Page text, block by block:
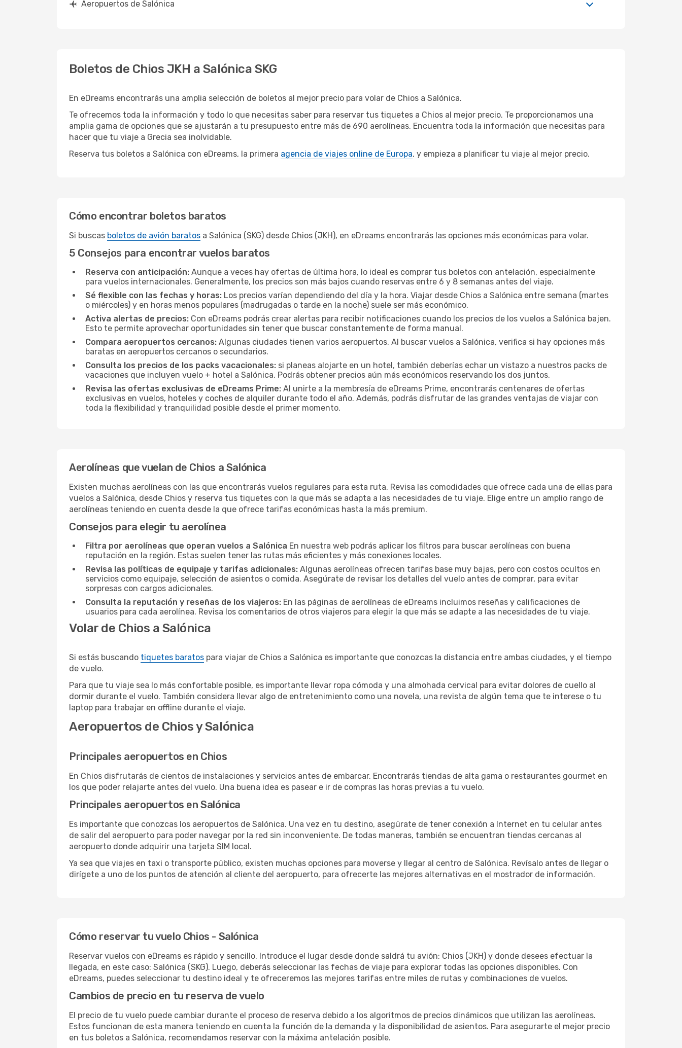
Aeropuertos de Salónica
Boletos de Chios JKH a Salónica SKG
En eDreams encontrarás una amplia selección de boletos al mejor precio para volar de Chios a Salónica.
Te ofrecemos toda la información y todo lo que necesitas saber para reservar tus tiquetes a Chios al mejor precio. Te proporcionamos una
amplia gama de opciones que se ajustarán a tu presupuesto entre más de 690 aerolíneas. Encuentra toda la información que necesitas para
hacer que tu viaje a Grecia sea inolvidable.
Reserva tus boletos a Salónica con eDreams, la primera agencia de viajes online de Europa, y empieza a planificar tu viaje al mejor precio.
Cómo encontrar boletos baratos
Si buscas boletos de avión baratos a Salónica (SKG) desde Chios (JKH), en eDreams encontrarás las opciones más económicas para volar.
5 Consejos para encontrar vuelos baratos
Reserva con anticipación: Aunque a veces hay ofertas de última hora, lo ideal es comprar tus boletos con antelación, especialmente
para vuelos internacionales. Generalmente, los precios son más bajos cuando reservas entre 6 y 8 semanas antes del viaje.
Sé flexible con las fechas y horas: Los precios varían dependiendo del día y la hora. Viajar desde Chios a Salónica entre semana (martes
o miércoles) y en horas menos populares (madrugadas o tarde en la noche) suele ser más económico.
Activa alertas de precios: Con eDreams podrás crear alertas para recibir notificaciones cuando los precios de los vuelos a Salónica bajen.
Esto te permite aprovechar oportunidades sin tener que buscar constantemente de forma manual.
Compara aeropuertos cercanos: Algunas ciudades tienen varios aeropuertos. Al buscar vuelos a Salónica, verifica si hay opciones más
baratas en aeropuertos cercanos o secundarios.
Consulta los precios de los packs vacacionales: si planeas alojarte en un hotel, también deberías echar un vistazo a nuestros packs de
vacaciones que incluyen vuelo + hotel a Salónica. Podrás obtener precios aún más económicos reservando los dos juntos.
Revisa las ofertas exclusivas de eDreams Prime: Al unirte a la membresía de eDreams Prime, encontrarás centenares de ofertas
exclusivas en vuelos, hoteles y coches de alquiler durante todo el año. Además, podrás disfrutar de las grandes ventajas de viajar con
toda la flexibilidad y tranquilidad posible desde el primer momento.
Aerolíneas que vuelan de Chios a Salónica
Existen muchas aerolíneas con las que encontrarás vuelos regulares para esta ruta. Revisa las comodidades que ofrece cada una de ellas para
vuelos a Salónica, desde Chios y reserva tus tiquetes con la que más se adapta a las necesidades de tu viaje. Elige entre un amplio rango de
aerolíneas teniendo en cuenta desde la que ofrece tarifas económicas hasta la más premium.
Consejos para elegir tu aerolínea
Filtra por aerolíneas que operan vuelos a Salónica En nuestra web podrás aplicar los filtros para buscar aerolíneas con buena
reputación en la región. Estas suelen tener las rutas más eficientes y más conexiones locales.
Revisa las políticas de equipaje y tarifas adicionales: Algunas aerolíneas ofrecen tarifas base muy bajas, pero con costos ocultos en
servicios como equipaje, selección de asientos o comida. Asegúrate de revisar los detalles del vuelo antes de comprar, para evitar
sorpresas con cargos adicionales.
Consulta la reputación y reseñas de los viajeros: En las páginas de aerolíneas de eDreams incluimos reseñas y calificaciones de
usuarios para cada aerolínea. Revisa los comentarios de otros viajeros para elegir la que más se adapte a las necesidades de tu viaje.
Volar de Chios a Salónica
Si estás buscando tiquetes baratos para viajar de Chios a Salónica es importante que conozcas la distancia entre ambas ciudades, y el tiempo
de vuelo.
Para que tu viaje sea lo más confortable posible, es importante llevar ropa cómoda y una almohada cervical para evitar dolores de cuello al
dormir durante el vuelo. También considera llevar algo de entretenimiento como una novela, una revista de algún tema que te interese o tu
laptop para trabajar en offline durante el viaje.
Aeropuertos de Chios y Salónica
Principales aeropuertos en Chios
En Chios disfrutarás de cientos de instalaciones y servicios antes de embarcar. Encontrarás tiendas de alta gama o restaurantes gourmet en
los que poder relajarte antes del vuelo. Una buena idea es pasear e ir de compras las horas previas a tu vuelo.
Principales aeropuertos en Salónica
Es importante que conozcas los aeropuertos de Salónica. Una vez en tu destino, asegúrate de tener conexión a Internet en tu celular antes
de salir del aeropuerto para poder navegar por la red sin inconveniente. De todas maneras, también se encuentran tiendas cercanas al
aeropuerto donde adquirir una tarjeta SIM local.
Ya sea que viajes en taxi o transporte público, existen muchas opciones para moverse y llegar al centro de Salónica. Revísalo antes de llegar o
dirígete a uno de los puntos de atención al cliente del aeropuerto, para ofrecerte las mejores alternativas en el mostrador de información.
Cómo reservar tu vuelo Chios - Salónica
Reservar vuelos con eDreams es rápido y sencillo. Introduce el lugar desde donde saldrá tu avión: Chios (JKH) y donde desees efectuar la
llegada, en este caso: Salónica (SKG). Luego, deberás seleccionar las fechas de viaje para explorar todas las opciones disponibles. Con
eDreams, puedes seleccionar tu destino ideal y te ofreceremos las mejores tarifas entre miles de rutas y combinaciones de vuelos.
Cambios de precio en tu reserva de vuelo
El precio de tu vuelo puede cambiar durante el proceso de reserva debido a los algoritmos de precios dinámicos que utilizan las aerolíneas.
Estos funcionan de esta manera teniendo en cuenta la función de la demanda y la disponibilidad de asientos. Para asegurarte el mejor precio
en tus boletos a Salónica, recomendamos reservar con la máxima antelación posible.